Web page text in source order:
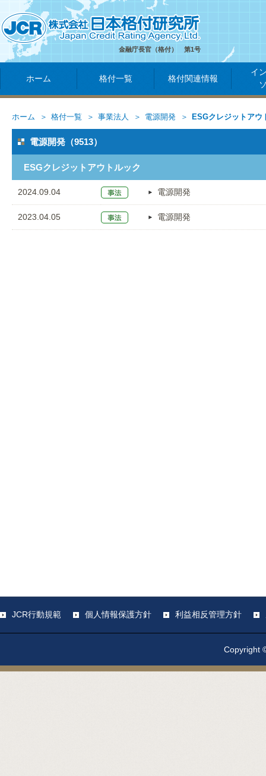
金融庁長官（格付） 第1号
ホーム 格付一覧 格付関連情報
イ
ホーム 格付一覧 事業法人 電源開発 ESGクレジットアウ
電源開発（9513）
ESGクレジットアウトルック
2024.09.04 電源開発
2023.04.05 電源開発
JCR行動規範 個人情報保護方針 利益相反管理方針
Copyright